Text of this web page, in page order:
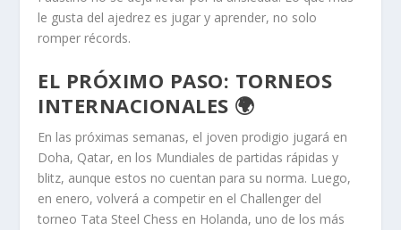
le gusta del ajedrez es jugar y aprender, no solo
romper récords.
EL PRÓXIMO PASO: TORNEOS
INTERNACIONALES 🌍
En las próximas semanas, el joven prodigio jugará en
Doha, Qatar, en los Mundiales de partidas rápidas y
blitz, aunque estos no cuentan para su norma. Luego,
en enero, volverá a competir en el Challenger del
torneo Tata Steel Chess en Holanda, uno de los más